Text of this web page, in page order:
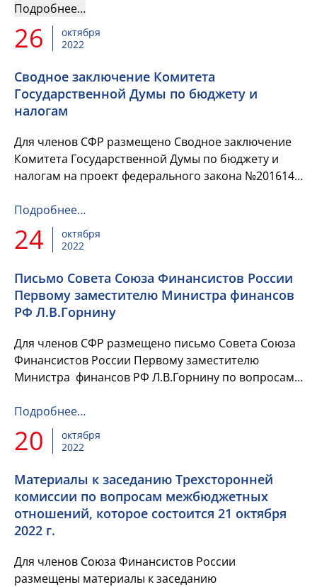
Подробнее…
26
октября
2022
Сводное заключение Комитета
Государственной Думы по бюджету и
налогам
Для членов СФР размещено Сводное заключение
Комитета Государственной Думы по бюджету и
налогам на проект федерального закона №201614-
плановый период 2024 и 20...
Подробнее…
24
октября
2022
Письмо Совета Союза Финансистов России
Первому заместителю Министра финансов
РФ Л.В.Горнину
Для членов СФР размещено письмо Совета Союза
Финансистов России Первому заместителю
Министра финансов РФ Л.В.Горнину по вопросам ,
Администрации, ...
Подробнее…
20
октября
2022
Материалы к заседанию Трехсторонней
комиссии по вопросам межбюджетных
отношений, которое состоится 21 октября
2022 г.
Для членов Союза Финансистов России
размещены материалы к заседанию